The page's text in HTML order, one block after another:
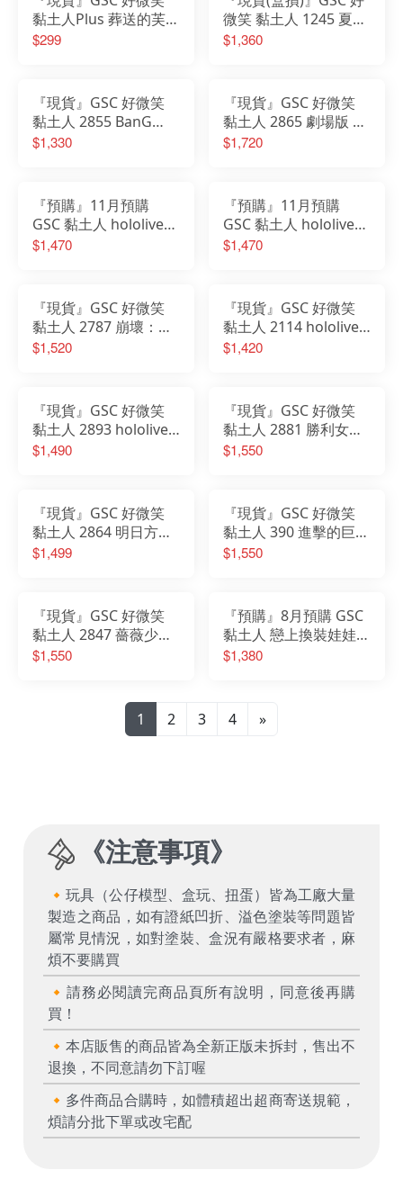
黏土人Plus 葬送的芙莉
蓮 芙莉蓮 費倫 橡膠公
$299
微笑 黏土人 1245 夏目
友人帳 夏目貴志&貓咪
$1,360
『現貨』GSC 好微笑
黏土人 2855 BanG
Dream! MyGO!!!!! 要樂
$1,330
『現貨』GSC 好微笑
黏土人 2865 劇場版 鏈
鋸人 蕾潔篇 蕾潔 炸彈
$1,720
『預購』11月預購
GSC 黏土人 hololive
Mococo 茸茸 阿比斯
$1,470
『預購』11月預購
GSC 黏土人 hololive
Fuwawa 軟軟 阿比斯
$1,470
『現貨』GSC 好微笑
黏土人 2787 崩壞：星
穹鐵道 卡芙卡
$1,520
『現貨』GSC 好微笑
黏土人 2114 hololive
五期生 獅白牡丹 再販
$1,420
『現貨』GSC 好微笑
黏土人 2893 hololive 0
期生 星街彗星 水手服
$1,490
『現貨』GSC 好微笑
黏土人 2881 勝利女
神：妮姬 紅蓮：暗影
$1,550
『現貨』GSC 好微笑
黏土人 2864 明日方舟
魔王
$1,499
『現貨』GSC 好微笑
黏土人 390 進擊的巨人
里維 阿卡曼 兵長
$1,550
『現貨』GSC 好微笑
黏土人 2847 薔薇少女
第五人偶 真紅 2.0
$1,550
『預購』8月預購 GSC
黏土人 戀上換裝娃娃第
二季 十六夜亞理沙
$1,380
1 2 3 4 »
《注意事項》
🔸玩具（公仔模型、盒玩、扭蛋）皆為工廠大量
製造之商品，如有證紙凹折、溢色塗裝等問題皆
屬常見情況，如對塗裝、盒況有嚴格要求者，麻
煩不要購買
🔸請務必閱讀完商品頁所有說明，同意後再購
買！
🔸本店販售的商品皆為全新正版未拆封，售出不
退換，不同意請勿下訂喔
🔸多件商品合購時，如體積超出超商寄送規範，
煩請分批下單或改宅配